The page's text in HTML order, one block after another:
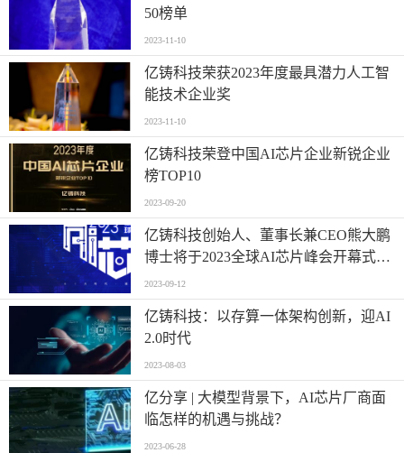
50榜单
2023-11-10
亿铸科技荣获2023年度最具潜力人工智
能技术企业奖
2023-11-10
亿铸科技荣登中国AI芯片企业新锐企业
榜TOP10
2023-09-20
亿铸科技创始人、董事长兼CEO熊大鹏
博士将于2023全球AI芯片峰会开幕式进
行演讲
2023-09-12
亿铸科技：以存算一体架构创新，迎AI
2.0时代
2023-08-03
亿分享 | 大模型背景下，AI芯片厂商面
临怎样的机遇与挑战？
2023-06-28